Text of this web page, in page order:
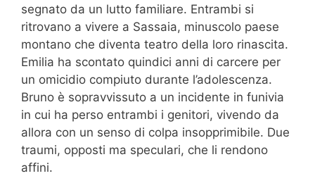
segnato da un lutto familiare. Entrambi si
ritrovano a vivere a Sassaia, minuscolo paese
montano che diventa teatro della loro rinascita.
Emilia ha scontato quindici anni di carcere per
un omicidio compiuto durante l’adolescenza.
Bruno è sopravvissuto a un incidente in funivia
in cui ha perso entrambi i genitori, vivendo da
allora con un senso di colpa insopprimibile. Due
traumi, opposti ma speculari, che li rendono
affini.